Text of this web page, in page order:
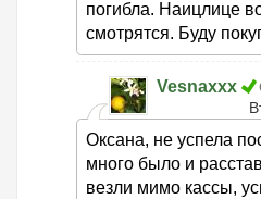
погибла. Наицлице
смотрятся. Буду
Vesnaxxx
Оксана, не успела
много было и
везли мимо кассы,